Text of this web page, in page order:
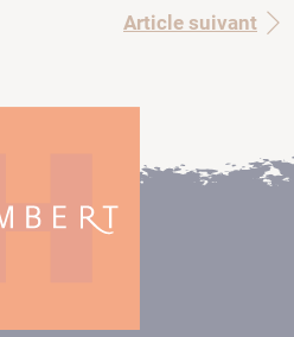
Article suivant